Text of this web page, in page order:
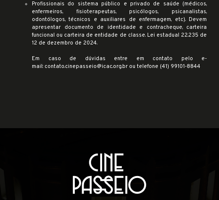
Profissionais do sistema público e privado de saúde (médicos,
enfermeiros, fisioterapeutas, psicólogos, psicanalistas,
odontólogos, técnicos e auxiliares de enfermagem, etc). Devem
apresentar documento de identidade e contracheque, carteira
funcional ou carteira de entidade de classe. Lei estadual 22.235 de
12 de dezembro de 2024.
Em caso de dúvidas entre em contato pelo e-
mail: contato.cinepasseio@icac.org.br ou telefone (41) 99101-8844